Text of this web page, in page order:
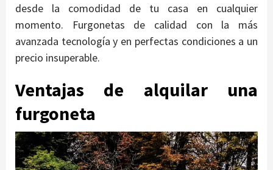
desde la comodidad de tu casa en cualquier
momento. Furgonetas de calidad con la más
avanzada tecnología y en perfectas condiciones a un
precio insuperable.
Ventajas de alquilar una
furgoneta